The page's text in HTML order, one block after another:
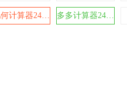
几何计算器24611 多多计算器24519